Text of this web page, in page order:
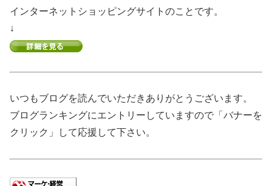
インターネットショッピングサイトのことです。
↓
いつもブログを読んでいただきありがとうございます。
ブログランキングにエントリーしていますので「バナーを
クリック」して応援して下さい。